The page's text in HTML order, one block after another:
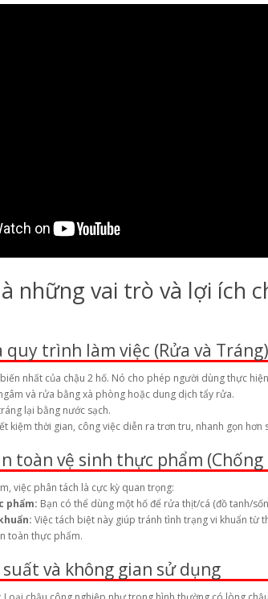
những vai trò và lợi ích
quy trình làm việc (Rửa và Tráng)
nhất của chậu 2 hố. Nó cho phép người dùng thực
và rửa bằng xà phòng hoặc dung dịch tẩy rửa.
lại bằng nước sạch.
kiệm thời gian, công việc diễn ra trơn tru, nhanh gọn hơn
toàn vệ sinh thực phẩm
việc phân tách là cực kỳ quan trọng:
phẩm: Bạn có thể dùng một hố để rửa thịt/cá (đồ tanh/
Việc tách biệt này giúp tránh tình trạng vi khuẩn từ
toàn thực phẩm.
và không gian sử dụng